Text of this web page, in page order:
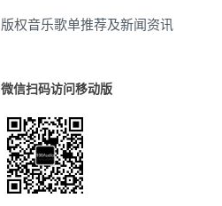
版权音乐歌单推荐及新闻资讯
微信扫码访问移动版